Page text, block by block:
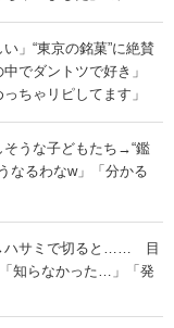
」“東京の銘菓”に絶賛
でダントツで好き」
ちゃリピしてます」
そうな子どもたち→“鑑
なるわなw」「分かる
ハサミで切ると…… 目
知らなかった…」「発